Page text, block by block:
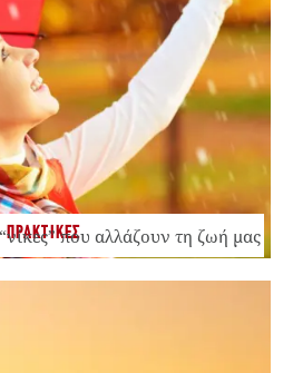
ΠΡΑΚΤΙΚΕΣπου αλλάζουν τη ζωή μας